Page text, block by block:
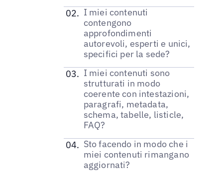
I miei contenuti
contengono
approfondimenti
autorevoli, esperti e unici,
specifici per la sede?
I miei contenuti sono
strutturati in modo
coerente con intestazioni,
paragrafi, metadata,
schema, tabelle, listicle,
FAQ?
Sto facendo in modo che i
miei contenuti rimangano
aggiornati?